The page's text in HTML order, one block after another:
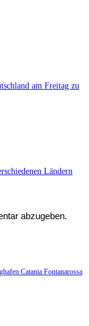
am Freitag zu
Ländern
abzugeben.
Catania Fontanarossa